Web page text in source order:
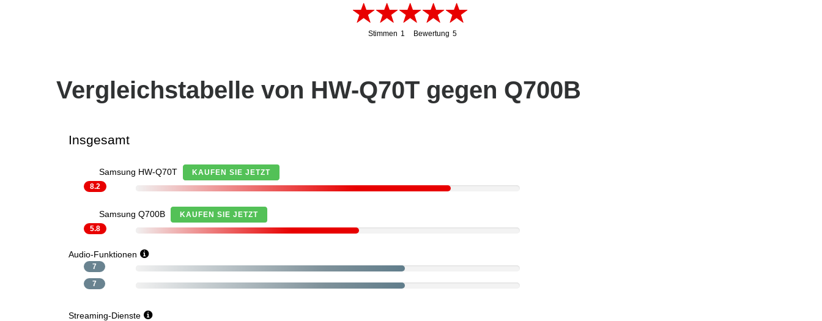
Stimmen 1
Bewertung 5
Vergleichstabelle von HW-Q70T gegen Q700B
Insgesamt
Samsung HW-Q70T
KAUFEN SIE JETZT
8.2
Samsung Q700B
KAUFEN SIE JETZT
5.8
Audio-Funktionen
7
7
Streaming-Dienste